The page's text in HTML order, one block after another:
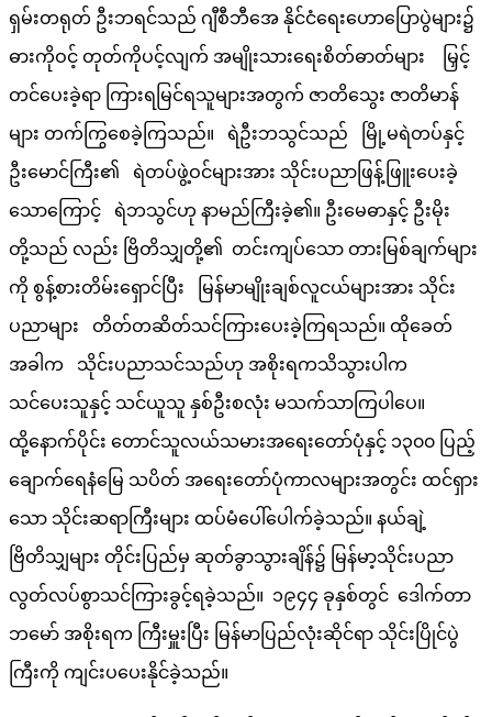
ရှမ်းတရုတ် ဦးဘရင်သည် ဂျီစီဘီအေ နိုင်ငံရေးဟောပြောပွဲများ၌
ဓားကိုဝင့် တုတ်ကိုပင့်လျက် အမျိုးသားရေးစိတ်ဓာတ်များ မြှင့်
တင်ပေးခဲ့ရာ ကြားရမြင်ရသူများအတွက် ဇာတိသွေး ဇာတိမာန်
များ တက်ကြွစေခဲ့ကြသည်။ ရဲဦးဘသွင်သည် မြို့မရဲတပ်နှင့်
ဦးမောင်ကြီး၏ ရဲတပ်ဖွဲ့ဝင်များအား သိုင်းပညာဖြန့်ဖြူးပေးခဲ့
သောကြောင့် ရဲဘသွင်ဟု နာမည်ကြီးခဲ့၏။ ဦးမေဓာနှင့် ဦးမိုး
တို့သည် လည်း ဗြိတိသျှတို့၏ တင်းကျပ်သော တားမြစ်ချက်များ
ကို စွန့်စားတိမ်းရှောင်ပြီး မြန်မာမျိုးချစ်လူငယ်များအား သိုင်း
ပညာများ တိတ်တဆိတ်သင်ကြားပေးခဲ့ကြရသည်။ ထိုခေတ်
အခါက သိုင်းပညာသင်သည်ဟု အစိုးရကသိသွားပါက
သင်ပေးသူနှင့် သင်ယူသူ နှစ်ဦးစလုံး မသက်သာကြပါပေ။
ထို့နောက်ပိုင်း တောင်သူလယ်သမားအရေးတော်ပုံနှင့် ၁၃၀၀ ပြည့်
ချောက်ရေနံမြေ သပိတ် အရေးတော်ပုံကာလများအတွင်း ထင်ရှား
သော သိုင်းဆရာကြီးများ ထပ်မံပေါ်ပေါက်ခဲ့သည်။ နယ်ချဲ့
ဗြိတိသျှများ တိုင်းပြည်မှ ဆုတ်ခွာသွားချိန်၌ မြန်မာ့သိုင်းပညာ
လွတ်လပ်စွာသင်ကြားခွင့်ရခဲ့သည်။ ၁၉၄၄ ခုနှစ်တွင် ဒေါက်တာ
ဘမော် အစိုးရက ကြီးမှူးပြီး မြန်မာပြည်လုံးဆိုင်ရာ သိုင်းပြိုင်ပွဲ
ကြီးကို ကျင်းပပေးနိုင်ခဲ့သည်။